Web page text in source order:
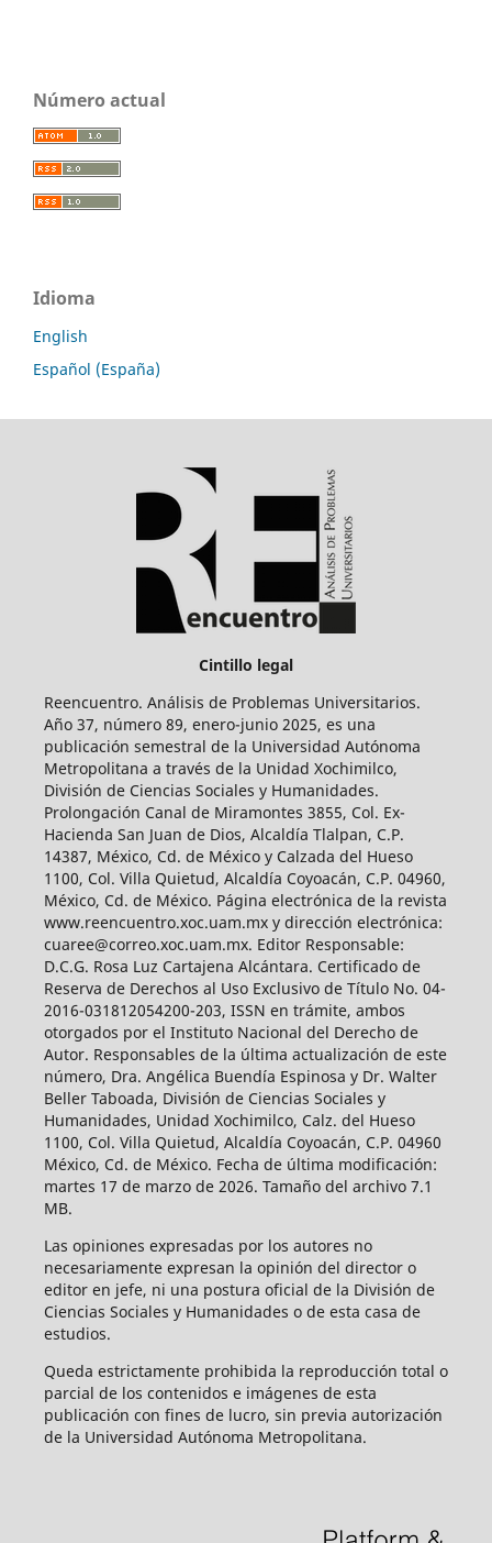
Número actual
Idioma
English
Español (España)
Cintillo legal
Reencuentro. Análisis de Problemas Universitarios.
Año 37, número 89, enero-junio 2025, es una
publicación semestral de la Universidad Autónoma
Metropolitana a través de la Unidad Xochimilco,
División de Ciencias Sociales y Humanidades.
Prolongación Canal de Miramontes 3855, Col. Ex-
Hacienda San Juan de Dios, Alcaldía Tlalpan, C.P.
14387, México, Cd. de México y Calzada del Hueso
1100, Col. Villa Quietud, Alcaldía Coyoacán, C.P. 04960,
México, Cd. de México. Página electrónica de la revista
www.reencuentro.xoc.uam.mx y dirección electrónica:
cuaree@correo.xoc.uam.mx. Editor Responsable:
D.C.G. Rosa Luz Cartajena Alcántara. Certificado de
Reserva de Derechos al Uso Exclusivo de Título No. 04-
2016-031812054200-203, ISSN en trámite, ambos
otorgados por el Instituto Nacional del Derecho de
Autor. Responsables de la última actualización de este
número, Dra. Angélica Buendía Espinosa y Dr. Walter
Beller Taboada, División de Ciencias Sociales y
Humanidades, Unidad Xochimilco, Calz. del Hueso
1100, Col. Villa Quietud, Alcaldía Coyoacán, C.P. 04960
México, Cd. de México. Fecha de última modificación:
martes 17 de marzo de 2026. Tamaño del archivo 7.1
MB.
Las opiniones expresadas por los autores no
necesariamente expresan la opinión del director o
editor en jefe, ni una postura oficial de la División de
Ciencias Sociales y Humanidades o de esta casa de
estudios.
Queda estrictamente prohibida la reproducción total o
parcial de los contenidos e imágenes de esta
publicación con fines de lucro, sin previa autorización
de la Universidad Autónoma Metropolitana.